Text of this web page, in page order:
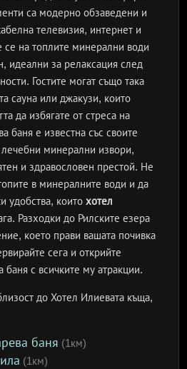
са модерно обзаведени и
телевизия, интернет и
се на топлите минерални води
идеални за релаксация след
Гостите могат също така
сауна или джакузи, които
да избягате от стреса на
баня е известна със своите
лечебни минерални извори,
и здравословен престой. Не
в минералните води и да
удобства, коитохотел
Разходки до Рилските езера
което прави вашата почивка
сега и открийте
баня с всичките му атракции.
до Хотел Илиевата къща,
баня (1км)
(1км)